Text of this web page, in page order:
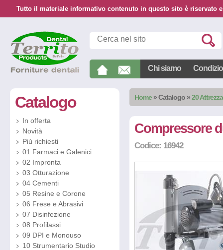
Tutto il materiale informativo contenuto in questo sito è riservato
Chi siamo
Home »Catalogo »20
Catalogo
In offerta
Novità
Più richiesti
01 Farmaci e Galenici
02 Impronta
03 Otturazione
04 Cementi
05 Resine e Corone
06 Frese e Abrasivi
07 Disinfezione
08 Profilassi
09 DPI e Monouso
10 Strumentario Studio
Compressore
Codice: 16942